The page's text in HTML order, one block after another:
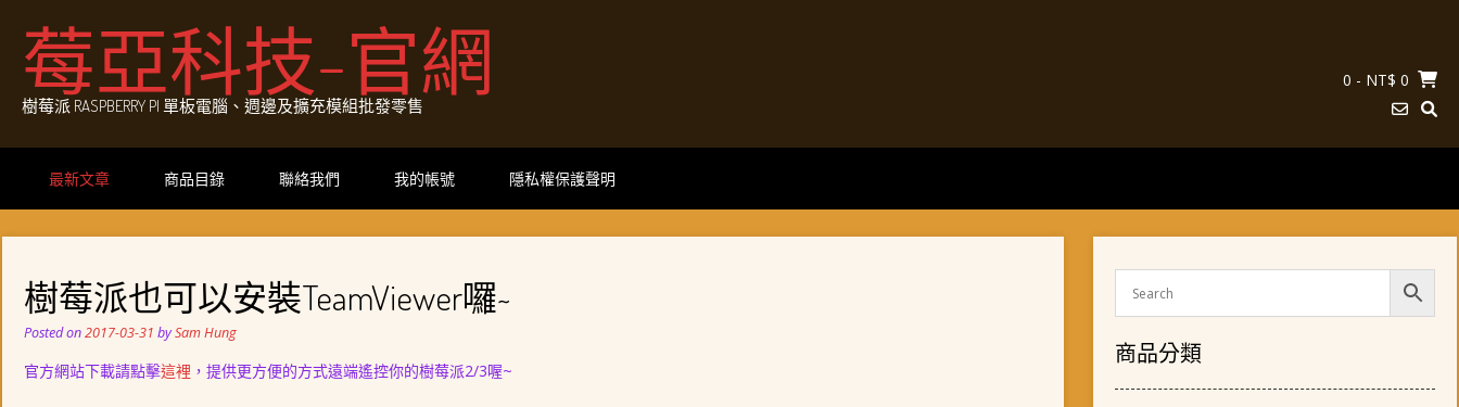
content莓亞科技-官網
樹莓派 RASPBERRY PI 單板電腦、週邊及擴充模組批發零售
0 - NT$ 0
最新文章 商品目錄 聯絡我們 我的帳號 隱私權保護聲明
樹莓派也可以安裝TeamViewer囉~
Posted on2017-03-31 bySam Hung
官方網站下載請點擊這裡 ，提供更方便的方式遠端遙控你的樹莓派2/3喔~
商品分類